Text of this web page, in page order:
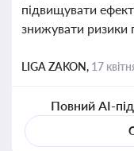
підвищувати
знижувати ризики
LIGA ZAKON, 17
Повний AI-